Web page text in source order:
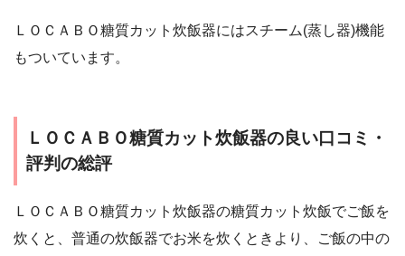
ＬＯＣＡＢＯ糖質カット炊飯器にはスチーム(蒸し器)機能
もついています。
ＬＯＣＡＢＯ糖質カット炊飯器の良い口コミ・
評判の総評
ＬＯＣＡＢＯ糖質カット炊飯器の糖質カット炊飯でご飯を
炊くと、普通の炊飯器でお米を炊くときより、ご飯の中の